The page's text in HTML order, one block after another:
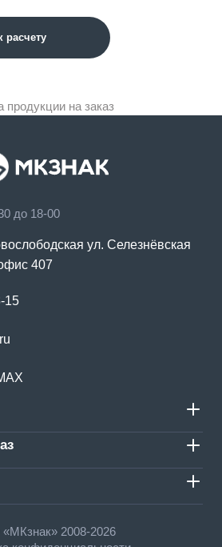
расчету
продукции на заказ
до 18-00
ул. Селезнёвская
407
15
2008-2026